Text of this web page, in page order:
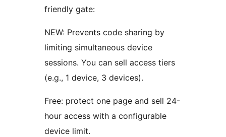
friendly gate:
NEW: Prevents code sharing by
limiting simultaneous device
sessions. You can sell access tiers
(e.g., 1 device, 3 devices).
Free: protect one page and sell 24-
hour access with a configurable
device limit.